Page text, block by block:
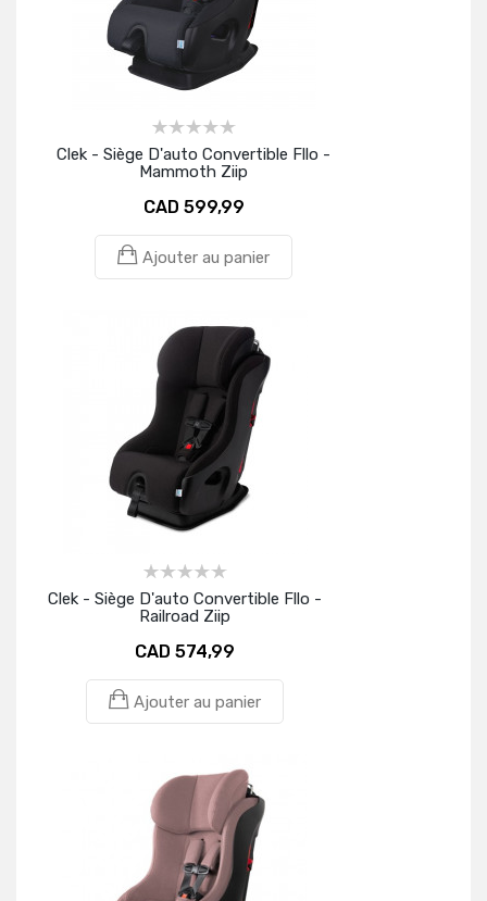
Clek - Siège D'auto Convertible Fllo -
Mammoth Ziip
CAD 599,99
Ajouter au panier
Clek - Siège D'auto Convertible Fllo -
Railroad Ziip
CAD 574,99
Ajouter au panier